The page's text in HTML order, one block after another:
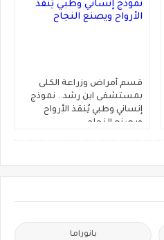
قسم أمراض وزراعة الكلى
بمستشفى ابن رشد.. نموذج
إنساني وطبي يُنقذ الأرواح
ويصنع النجاح
بانوراما